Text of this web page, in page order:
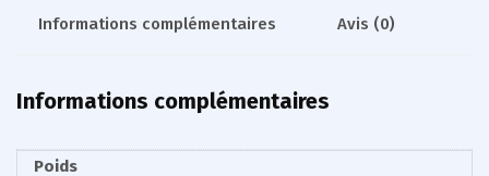
Informations complémentaires Avis (0)
Informations complémentaires
Poids